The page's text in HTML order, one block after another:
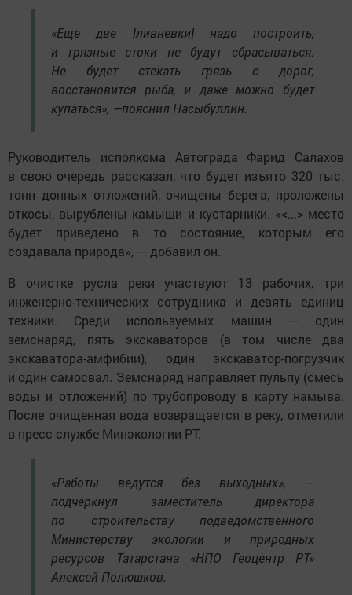
«Еще две [ливневки] надо построить,
и грязные стоки не будут сбрасываться.
Не будет стекать грязь с дорог,
восстановится рыба, и даже можно будет
купаться», —пояснил Насыбуллин.
Руководитель исполкома Автограда Фарид Салахов
в свою очередь рассказал, что будет изъято 320 тыс.
тонн донных отложений, очищены берега, проложены
откосы, вырублены камыши и кустарники. «<...> место
будет приведено в то состояние, которым его
создавала природа», — добавил он.
В очистке русла реки участвуют 13 рабочих, три
инженерно-технических сотрудника и девять единиц
техники. Среди используемых машин — один
земснаряд, пять экскаваторов (в том числе два
экскаватора-амфибии), один экскаватор-погрузчик
и один самосвал. Земснаряд направляет пульпу (смесь
воды и отложений) по трубопроводу в карту намыва.
После очищенная вода возвращается в реку, отметили
в пресс-службе Минэкологии РТ.
«Работы ведутся без выходных», —
подчеркнул заместитель директора
по строительству подведомственного
Министерству экологии и природных
ресурсов Татарстана «НПО Геоцентр РТ»
Алексей Полюшков.